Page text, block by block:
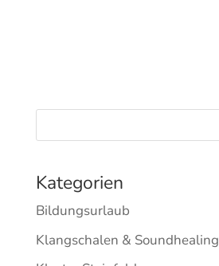
Kategorien
Bildungsurlaub
Klangschalen & Soundhealing